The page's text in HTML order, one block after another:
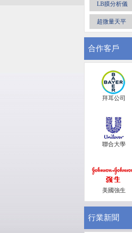
LB膜分析儀
超微量天平
合作客戶
拜耳公司
聯合大學
美國強生
行業新聞